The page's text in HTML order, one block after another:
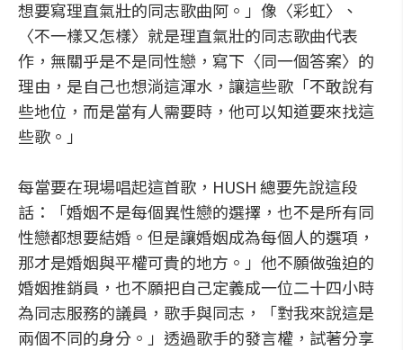
想要寫理直氣壯的同志歌曲阿。」像〈彩虹〉、
〈不一樣又怎樣〉就是理直氣壯的同志歌曲代表
作，無關乎是不是同性戀，寫下〈同一個答案〉的
理由，是自己也想淌這渾水，讓這些歌「不敢說有
些地位，而是當有人需要時，他可以知道要來找這
些歌。」
每當要在現場唱起這首歌，HUSH 總要先說這段
話：「婚姻不是每個異性戀的選擇，也不是所有同
性戀都想要結婚。但是讓婚姻成為每個人的選項，
那才是婚姻與平權可貴的地方。」他不願做強迫的
婚姻推銷員，也不願把自己定義成一位二十四小時
為同志服務的議員，歌手與同志，「對我來說這是
兩個不同的身分。」透過歌手的發言權，試著分享